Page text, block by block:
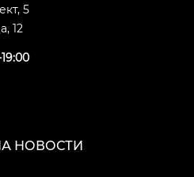
5
12
19:00
НОВОСТИ